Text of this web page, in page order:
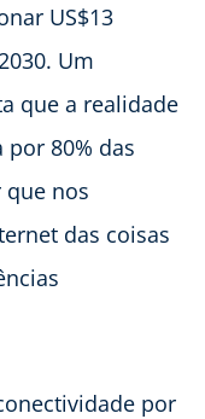
US$13
Um
que a realidade
80% das
que nos
das coisas
por